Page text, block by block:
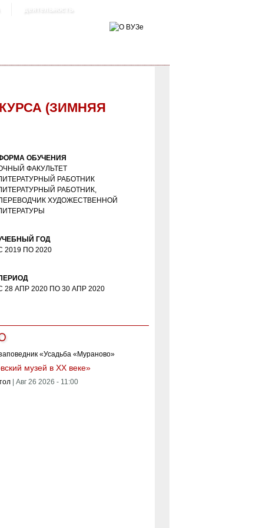
деятельность
(ЗИМНЯЯ
ОБУЧЕНИЯ
ФАКУЛЬТЕТ
РАБОТНИК
РАБОТНИК,
ХУДОЖЕСТВЕННОЙ
ГОД
2019 ПО2020
28 АПР 2020 ПО30 АПР 2020
музей в XX веке»
Авг 26 2026 - 11:00